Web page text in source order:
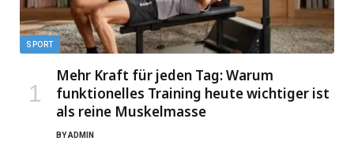
SPORT
Mehr Kraft für jeden Tag: Warum
funktionelles Training heute wichtiger ist
als reine Muskelmasse
BYADMIN